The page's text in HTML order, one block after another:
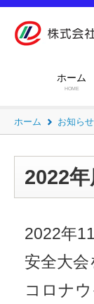
ホーム
HOME
ホーム お知らせ
2022
2022年
安全大会
コロナ